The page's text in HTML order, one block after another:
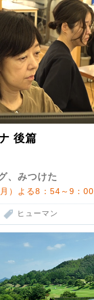
後篇
、みつけた
）よる8：54～9：00
ヒューマン